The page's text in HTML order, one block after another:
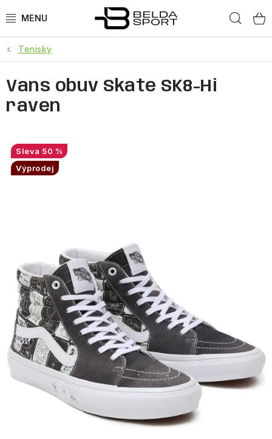
na
SPORTY
BĚH
BOGNER
OBLEČENÍ
VÝPRODEJ
NAŠE SLUŽBY
NEZAŘAZENÉ
NOVÝ IMPORT
ZIMNÍ SPORTY
Tenisky
Vans obuv Skate SK8-Hi
raven
50 %
Výprodej